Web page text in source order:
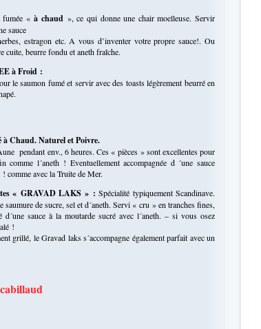
fumée «à chaud », ce qui donne une chair moelleuse. Servir
sauce
estragon etc. A vous d’inventer votre propre sauce!. Ou
cuite, beurre fondu et aneth fraîche.
à Froid :
le saumon fumé et servir avec des toasts légèrement beurré en
Chaud. Naturel et Poivre.
pendant env., 6 heures. Ces « pièces » sont excellentes pour
comme l´aneth ! Eventuellement accompagnée d ´une sauce
comme avec la Truite de Mer.
« GRAVAD LAKS » : Spécialité typiquement Scandinave.
saumure de sucre, sel et d´aneth. Servi « cru » en tranches fines,
d´une sauce à la moutarde sucré avec l´aneth. – si vous osez
!
grillé, le Gravad laks s´accompagne également parfait avec un